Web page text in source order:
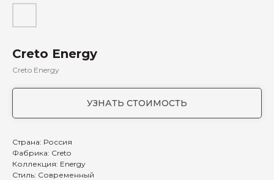
Creto Energy
Creto Energy
УЗНАТЬ СТОИМОСТЬ
Страна: Россия
Фабрика: Creto
Коллекция: Energy
Стиль: Современный